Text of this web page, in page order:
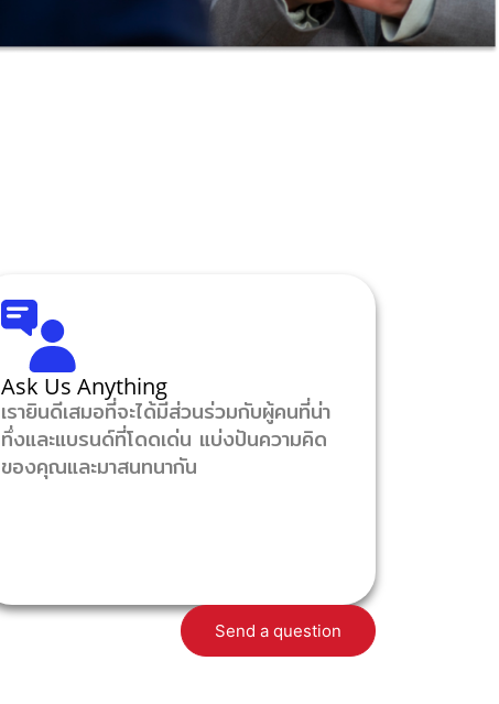
Ask Us Anything
เรายินดีเสมอที่จะได้มีส่วนร่วมกับผู้คนที่น่า
ทึ่งและแบรนด์ที่โดดเด่น แบ่งปันความคิด
ของคุณและมาสนทนากัน
Send a question